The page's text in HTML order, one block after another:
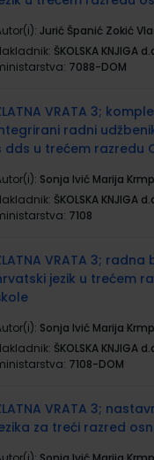
Jurić Španić Zokić
ŠKOLSKA KNJIGA
7088-DOM
VRATA 3;
radni
dds u trećem razredu
Sonja Ivić Marija
ŠKOLSKA KNJIGA
7108
VRATA 3; radna
jezik u trećem
Sonja Ivić Marija
ŠKOLSKA KNJIGA
7108-DOM
VRATA 3;
za treći razred